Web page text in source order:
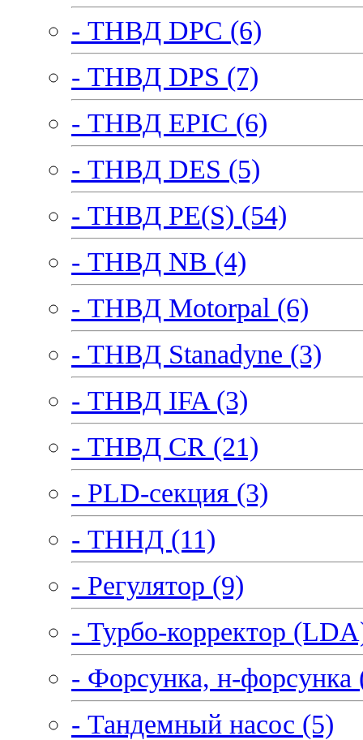
- ТНВД DPC (6)
- ТНВД DPS (7)
- ТНВД EPIC (6)
- ТНВД DES (5)
- ТНВД PE(S) (54)
- ТНВД NB (4)
- ТНВД Motorpal (6)
- ТНВД Stanadyne (3)
- ТНВД IFA (3)
- ТНВД CR (21)
- PLD-секция (3)
- ТННД (11)
- Регулятор (9)
- Турбо-корректор
- Форсунка, н-форсунка
- Тандемный насос (5)